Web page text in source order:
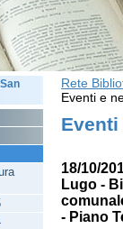
Rete
Eventi e
Eventi
18/10/
Lugo -
- Piano